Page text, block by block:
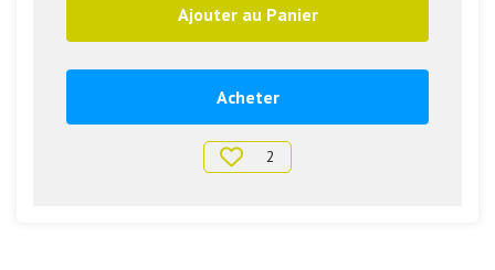
Ajouter au Panier
Acheter
2